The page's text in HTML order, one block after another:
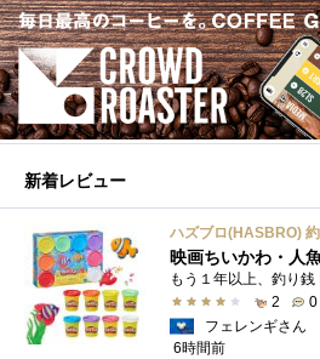
新着レビュー
2
0
フェレンギさん
6時間前